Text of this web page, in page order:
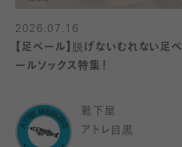
2026.07.16
【足ベール】脱げないむれない足ベ
ールソックス特集！
靴下屋
アトレ目黒